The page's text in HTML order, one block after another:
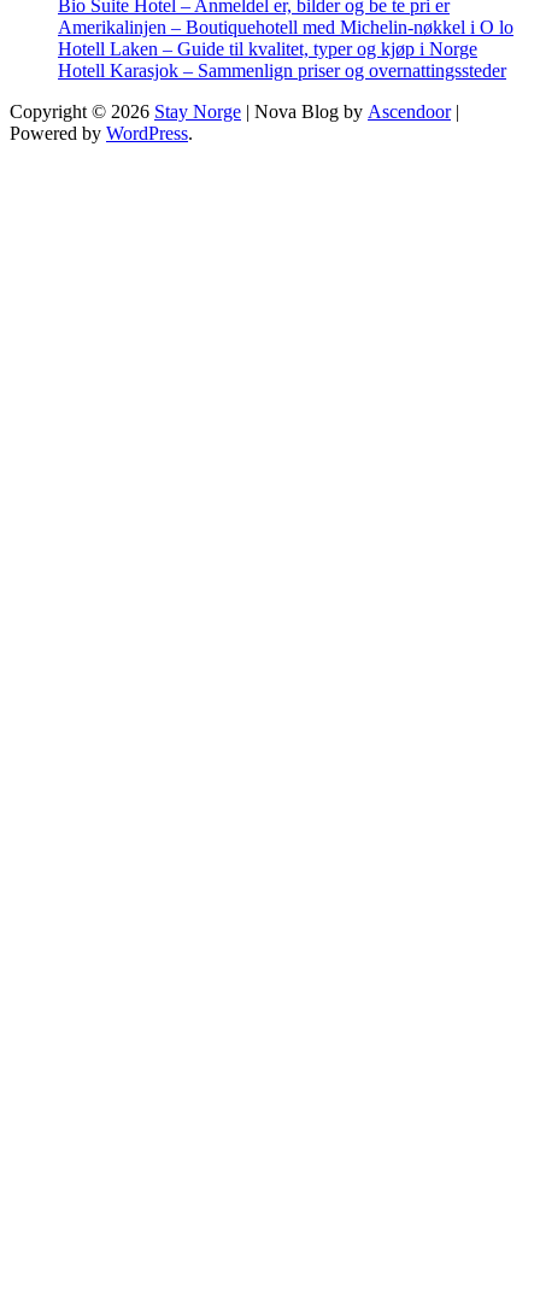
Bio Suite Hotel – Anmeldel er, bilder og be te pri er
Amerikalinjen – Boutiquehotell med Michelin-nøkkel i O lo
Hotell Laken – Guide til kvalitet, typer og kjøp i Norge
Hotell Karasjok – Sammenlign priser og overnattingssteder
Copyright © 2026 Stay Norge | Nova Blog by Ascendoor|
Powered by WordPress.